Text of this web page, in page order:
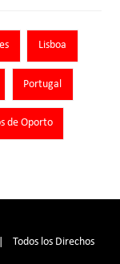
Lisboa
Portugal
de Oporto
los Direchos